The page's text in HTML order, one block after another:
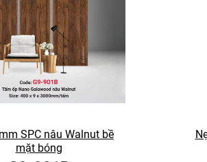
SPC nâu Walnut bề
mặt bóng